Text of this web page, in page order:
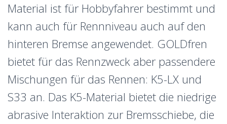
Material ist für Hobbyfahrer bestimmt und
kann auch für Rennniveau auch auf den
hinteren Bremse angewendet. GOLDfren
bietet für das Rennzweck aber passendere
Mischungen für das Rennen: K5-LX und
S33 an. Das K5-Material bietet die niedrige
abrasive Interaktion zur Bremsschiebe, die